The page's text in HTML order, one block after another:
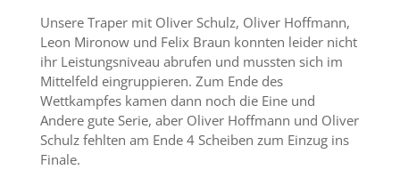
Unsere Traper mit Oliver Schulz, Oliver Hoffmann,
Leon Mironow und Felix Braun konnten leider nicht
ihr Leistungsniveau abrufen und mussten sich im
Mittelfeld eingruppieren. Zum Ende des
Wettkampfes kamen dann noch die Eine und
Andere gute Serie, aber Oliver Hoffmann und Oliver
Schulz fehlten am Ende 4 Scheiben zum Einzug ins
Finale.